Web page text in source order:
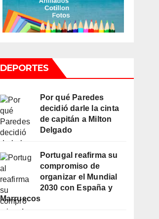
DEPORTES
Por qué Paredes
decidió darle la cinta
de capitán a Milton
Delgado
Portugal reafirma su
compromiso de
organizar el Mundial
2030 con España y
Marruecos